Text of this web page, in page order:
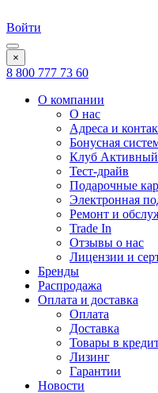
Войти
×
8 800 777 73 60
О компании
О нас
Адреса и
Бонусная
Клуб
Тест-драйв
Подарочные
Электронная
Ремонт и
Trade In
Отзывы о нас
Лицензии и
Бренды
Распродажа
Оплата и доставка
Оплата
Доставка
Товары в
Лизинг
Гарантии
Новости